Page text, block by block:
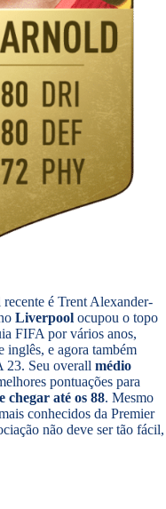
é Trent Alexander-
Liverpool ocupou o topo
FIFA por vários anos,
inglês, e agora também
23. Seu overall médio
pontuações para
chegar até os 88. Mesmo
conhecidos da Premier
não deve ser tão fácil,